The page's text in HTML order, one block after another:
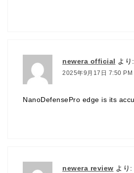
newera official より:
2025年9月17日 7:50 PM
NanoDefensePro edge is its
newera review より: